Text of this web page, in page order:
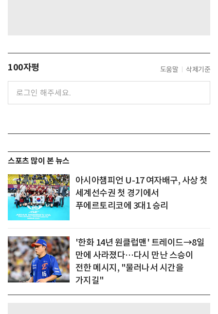
100자평 도움말 삭제기준
스포츠 많이 본 뉴스
아시아챔피언 U-17 여자배구, 사상 첫
세계선수권 첫 경기에서
푸에르토리코에 3대1 승리
'한화 14년 원클럽맨' 트레이드→8일
만에 사라졌다…다시 만난 스승이
전한 메시지, "물러나서 시간을
가지길"